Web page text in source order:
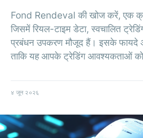
Fond Rendeval की खोज करें, एक
जिसमें रियल-टाइम डेटा, स्वचालित
प्रबंधन उपकरण मौजूद हैं। इसके
ताकि यह आपके ट्रेडिंग आवश्यकताओं को
४ जून २०२६